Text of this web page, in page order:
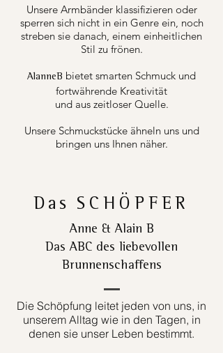
Unsere Armbänder klassifizieren oder
sperren sich nicht in ein Genre ein, noch
streben sie danach, einem einheitlichen
Stil zu frönen.
AlanneB bietet smarten Schmuck und
fortwährende Kreativität
und aus zeitloser Quelle.
Unsere Schmuckstücke ähneln uns und
bringen uns Ihnen näher.
Das SCHÖPFER
Anne & Alain B
Das ABC des liebevollen
Brunnenschaffens
Die Schöpfung leitet jeden von uns, in
unserem Alltag wie in den Tagen, in
denen sie unser Leben bestimmt.